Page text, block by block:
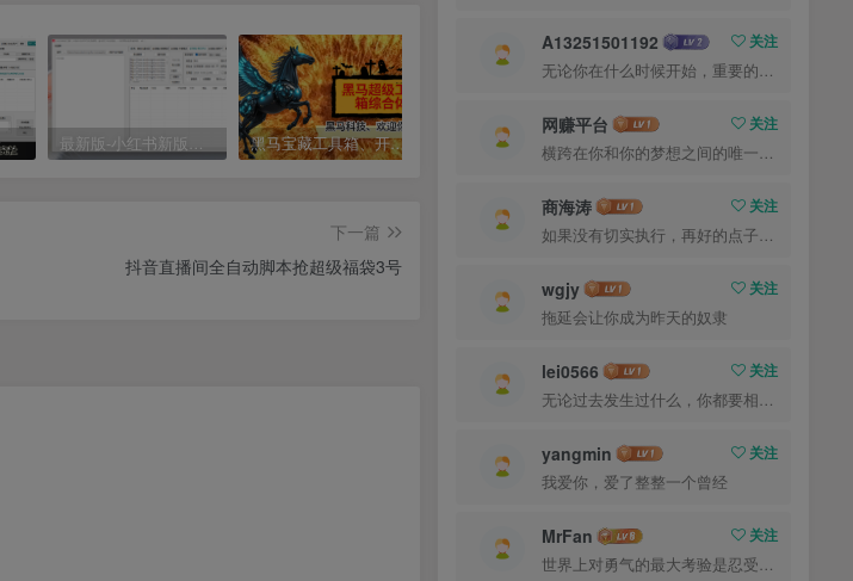
最新版-DY采集聚合工具 黑马宝藏工具箱、开启你的寻宝人生+3好多宝藏专区 小蜜蜂场控无卡密版4.0，已更新到社群网盘，无卡密直播专区
下一篇
抖音直播间全自动脚本抢超级福袋3号
A13251501192
关注
无论你在什么时候开始，重要的是开始之后就不要停止
网赚平台
关注
横跨在你和你的梦想之间的唯一的东西就是奋力拼搏
商海涛
关注
如果没有切实执行，再好的点子也是徒劳
wgjy
关注
拖延会让你成为昨天的奴隶
lei0566
关注
无论过去发生过什么，你都要相信，最好的尚未到来
yangmin
关注
我爱你，爱了整整一个曾经
MrFan
关注
世界上对勇气的最大考验是忍受失败而不丧失信心